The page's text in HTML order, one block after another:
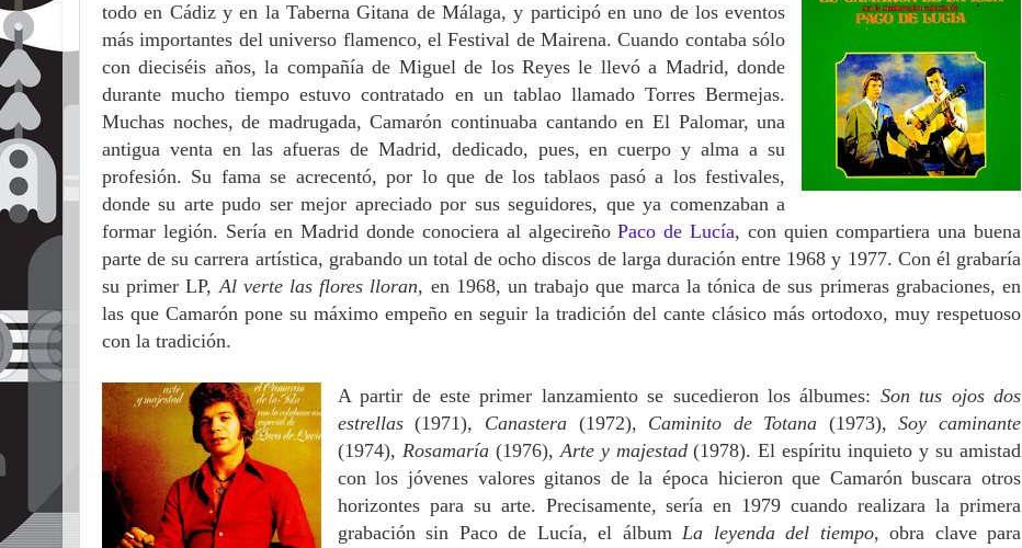
todo en Cádiz y en la Taberna Gitana de Málaga, y participó en uno de los eventos
más importantes del universo flamenco, el Festival de Mairena. Cuando contaba sólo
con dieciséis años, la compañía de Miguel de los Reyes le llevó a Madrid, donde
durante mucho tiempo estuvo contratado en un tablao llamado Torres Bermejas.
Muchas noches, de madrugada, Camarón continuaba cantando en El Palomar, una
antigua venta en las afueras de Madrid, dedicado, pues, en cuerpo y alma a su
profesión. Su fama se acrecentó, por lo que de los tablaos pasó a los festivales,
donde su arte pudo ser mejor apreciado por sus seguidores, que ya comenzaban a
formar legión. Sería en Madrid donde conociera al algecireñoPaco de Lucía, con quien compartiera una buena
parte de su carrera artística, grabando un total de ocho discos de larga duración entre 1968 y 1977. Con él grabaría
su primer LP,Al verte las flores lloran, en 1968, un trabajo que marca la tónica de sus primeras grabaciones, en
las que Camarón pone su máximo empeño en seguir la tradición del cante clásico más ortodoxo, muy respetuoso
con la tradición.
A partir de este primer lanzamiento se sucedieron los álbumes: Son tus ojos dos
estrellas(1971), Canastera (1972), Caminito de Totana (1973),Soy caminante
(1974), Rosamaría (1976),Arte y majestad(1978). El espíritu inquieto y su amistad
con los jóvenes valores gitanos de la época hicieron que Camarón buscara otros
horizontes para su arte. Precisamente, sería en 1979 cuando realizara la primera
grabación sin Paco de Lucía, el álbumLa leyenda del tiempo, obra clave para